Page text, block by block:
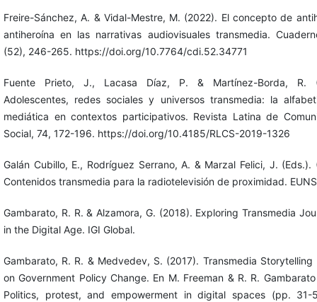
Freire-Sánchez, A. & Vidal-Mestre, M. (2022). El concepto de
antiheroína en las narrativas audiovisuales transmedia.
(52), 246-265. https://doi.org/10.7764/cdi.52.34771
Fuente Prieto, J., Lacasa Díaz, P. & Martínez-Borda, R.
Adolescentes, redes sociales y universos transmedia: la
mediática en contextos participativos. Revista Latina de
Social, 74, 172-196. https://doi.org/10.4185/RLCS-2019-1326
Galán Cubillo, E., Rodríguez Serrano, A. & Marzal Felici, J. (Eds.).
Contenidos transmedia para la radiotelevisión de proximidad.
Gambarato, R. R. & Alzamora, G. (2018). Exploring Transmedia
in the Digital Age. IGI Global.
Gambarato, R. R. & Medvedev, S. (2017). Transmedia Storytelling
on Government Policy Change. En M. Freeman & R. R.
Politics, protest, and empowerment in digital spaces (pp. 31-